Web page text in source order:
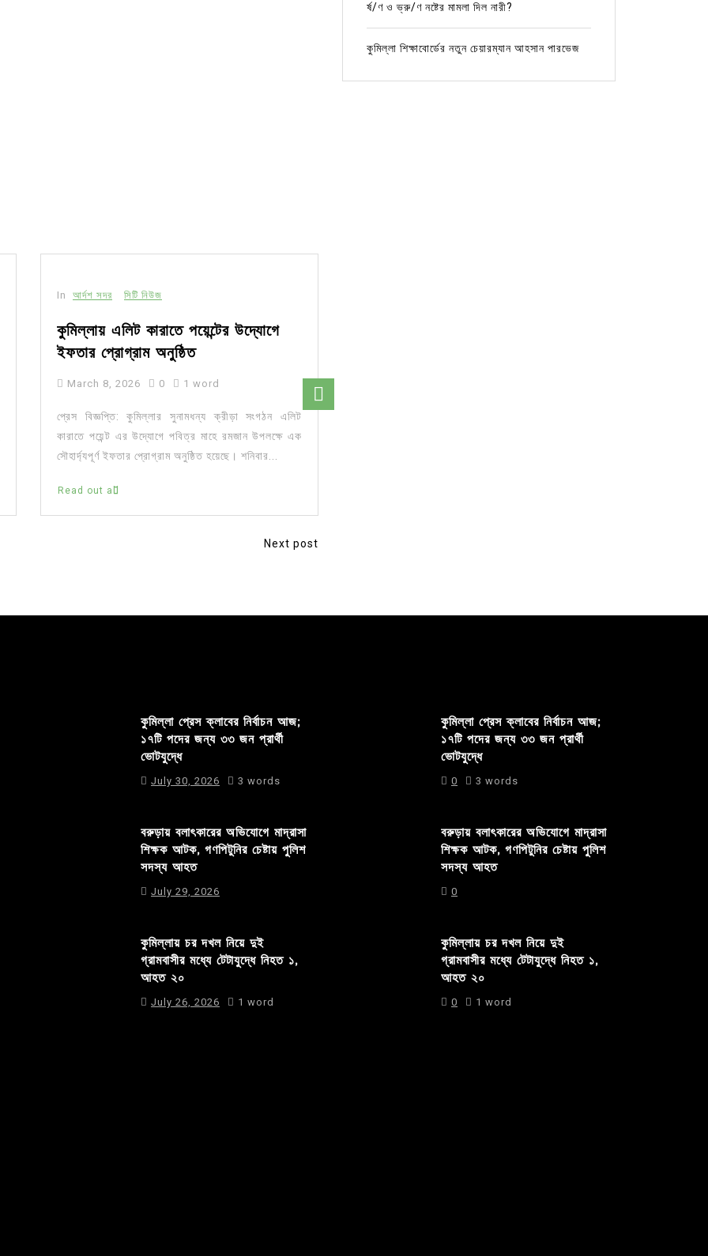
In আর্দশ সদর সিটি নিউজ
কুমিল্লায় এলিট কারাতে পয়েন্টের উদ্যোগে
ইফতার প্রোগ্রাম অনুষ্ঠিত
March 8, 2026 0 1 word
প্রেস বিজ্ঞপ্তি: কুমিল্লার সুনামধন্য ক্রীড়া সংগঠন এলিট
কারাতে পয়েন্ট এর উদ্যোগে পবিত্র মাহে রমজান উপলক্ষে এক
সৌহার্দ্যপূর্ণ ইফতার প্রোগ্রাম অনুষ্ঠিত হয়েছে। শনিবার...
Read out all
Next post
র্ষ/ণ ও ভ্রু/ণ নষ্টের মামলা দিল নারী?
কুমিল্লা শিক্ষাবোর্ডের নতুন চেয়ারম্যান আহসান পারভেজ
কুমিল্লা প্রেস ক্লাবের নির্বাচন আজ;
১৭টি পদের জন্য ৩৩ জন প্রার্থী
ভোটযুদ্ধে
July 30, 2026 3 words
বরুড়ায় বলাৎকারের অভিযোগে মাদ্রাসা
শিক্ষক আটক, গণপিটুনির চেষ্টায় পুলিশ
সদস্য আহত
July 29, 2026
কুমিল্লায় চর দখল নিয়ে দুই
গ্রামবাসীর মধ্যে টেটাযুদ্ধে নিহত ১,
আহত ২০
July 26, 2026 1 word
কুমিল্লা প্রেস ক্লাবের নির্বাচন আজ;
১৭টি পদের জন্য ৩৩ জন প্রার্থী
ভোটযুদ্ধে
0 3 words
বরুড়ায় বলাৎকারের অভিযোগে মাদ্রাসা
শিক্ষক আটক, গণপিটুনির চেষ্টায় পুলিশ
সদস্য আহত
0
কুমিল্লায় চর দখল নিয়ে দুই
গ্রামবাসীর মধ্যে টেটাযুদ্ধে নিহত ১,
আহত ২০
0 1 word